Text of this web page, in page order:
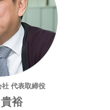
代表取締役
裕